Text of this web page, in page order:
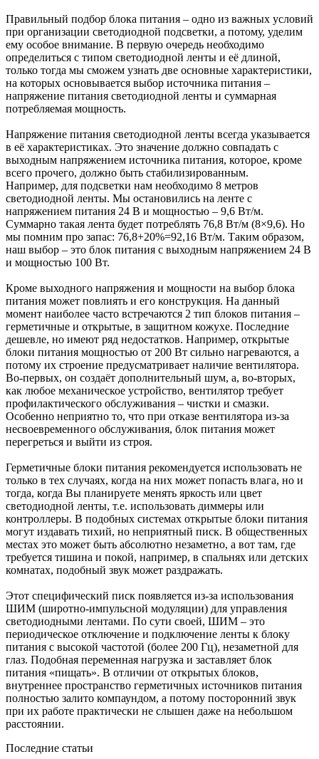
Правильный подбор блока питания – одно из важных условий
при организации светодиодной подсветки, а потому, уделим
ему особое внимание. В первую очередь необходимо
определиться с типом светодиодной ленты и её длиной,
только тогда мы сможем узнать две основные характеристики,
на которых основывается выбор источника питания –
напряжение питания светодиодной ленты и суммарная
потребляемая мощность.
Напряжение питания светодиодной ленты всегда указывается
в её характеристиках. Это значение должно совпадать с
выходным напряжением источника питания, которое, кроме
всего прочего, должно быть стабилизированным.
Например, для подсветки нам необходимо 8 метров
светодиодной ленты. Мы остановились на ленте с
напряжением питания 24 В и мощностью – 9,6 Вт/м.
Суммарно такая лента будет потреблять 76,8 Вт/м (8×9,6). Но
мы помним про запас: 76,8+20%=92,16 Вт/м. Таким образом,
наш выбор – это блок питания с выходным напряжением 24 В
и мощностью 100 Вт.
Кроме выходного напряжения и мощности на выбор блока
питания может повлиять и его конструкция. На данный
момент наиболее часто встречаются 2 тип блоков питания –
герметичные и открытые, в защитном кожухе. Последние
дешевле, но имеют ряд недостатков. Например, открытые
блоки питания мощностью от 200 Вт сильно нагреваются, а
потому их строение предусматривает наличие вентилятора.
Во-первых, он создаёт дополнительный шум, а, во-вторых,
как любое механическое устройство, вентилятор требует
профилактического обслуживания – чистки и смазки.
Особенно неприятно то, что при отказе вентилятора из-за
несвоевременного обслуживания, блок питания может
перегреться и выйти из строя.
Герметичные блоки питания рекомендуется использовать не
только в тех случаях, когда на них может попасть влага, но и
тогда, когда Вы планируете менять яркость или цвет
светодиодной ленты, т.е. использовать диммеры или
контроллеры. В подобных системах открытые блоки питания
могут издавать тихий, но неприятный писк. В общественных
местах это может быть абсолютно незаметно, а вот там, где
требуется тишина и покой, например, в спальнях или детских
комнатах, подобный звук может раздражать.
Этот специфический писк появляется из-за использования
ШИМ (широтно-импульсной модуляции) для управления
светодиодными лентами. По сути своей, ШИМ – это
периодическое отключение и подключение ленты к блоку
питания с высокой частотой (более 200 Гц), незаметной для
глаз. Подобная переменная нагрузка и заставляет блок
питания «пищать». В отличии от открытых блоков,
внутреннее пространство герметичных источников питания
полностью залито компаундом, а потому посторонний звук
при их работе практически не слышен даже на небольшом
расстоянии.
Последние статьи